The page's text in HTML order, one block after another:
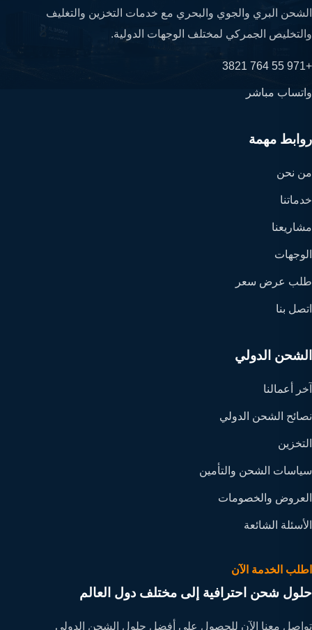
الشحن البري والجوي والبحري مع خدمات التخزين والتغليف
والتخليص الجمركي لمختلف الوجهات الدولية.
+971 55 764 3821
واتساب مباشر
روابط مهمة
من نحن
خدماتنا
مشاريعنا
الوجهات
طلب عرض سعر
اتصل بنا
الشحن الدولي
آخر أعمالنا
نصائح الشحن الدولي
التخزين
سياسات الشحن والتأمين
العروض والخصومات
الأسئلة الشائعة
اطلب الخدمة الآن
حلول شحن احترافية إلى مختلف دول العالم
تواصل معنا الآن للحصول على أفضل حلول الشحن الدولي